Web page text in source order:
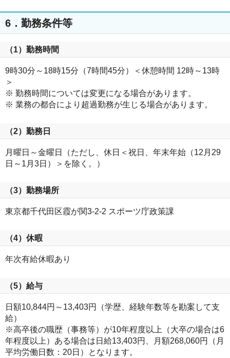
6．勤務条件等
（1）勤務時間
9時30分～18時15分（7時間45分）＜休憩時間 12時～13時
＞
※ 勤務時間については変更になる場合があります。
※ 業務の都合により超過勤務が生じる場合があります。
（2）勤務日
月曜日～金曜日（ただし、休日＜祝日、年末年始（12月29
日～1月3日）＞を除く。）
（3）勤務場所
東京都千代田区霞が関3-2-2 スポーツ庁政策課
（4）休暇
年次有給休暇あり
（5）給与
日額10,844円～13,403円（学歴、経験年数等を勘案して支
給）
※高卒後の職歴（事務等）が10年程度以上（大卒の場合は6
年程度以上）ある場合は日給13,403円、月額268,060円（月
平均労働日数：20日）となります。